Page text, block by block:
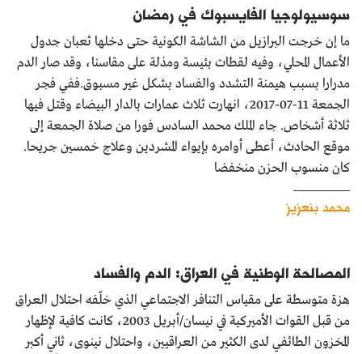
سوسيولوجيا الفايسبوك في رمضان
ما إن خرجت البرازيل من الشاشة الكونية حتى دخلها ثعبان جدول
الأعمال المحلي، وفيه لقطات بئيسة ومذلة على مقاسنا، وقد صار الدم
مدرارا بسبب هيمنة التشدد والفساد بشكل غير مسبوق.ففي فجر
الجمعة 11-07-2017، انهارت ثلاث عمارات بالدار البيضاء وقتل فيها
ثلاثة أشخاص. جاء الملك محمد السادس فورا من صلاة الجمعة إلى
موقع الحادث، أعطى أوامره بإيواء المشردين وعلاج خمسين جريحا.
كان منسوب الحزن منخفضا
محمد بنعزيز
المصالحة الوطنية في العراق: الدم والفساد
هزة متوسطة على مقياس التنافر الاجتماعي الذي خلّفه احتلال العراق
من قبل القوات الأميركية في نيسان/أبريل 2003، كانت كافية لإظهار
المخزون الطائفي لدى الكثير من العراقيين، واحتلال نينوى، ثاني أكبر